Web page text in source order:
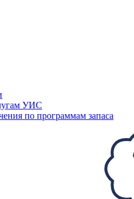
УИС
по программам запаса